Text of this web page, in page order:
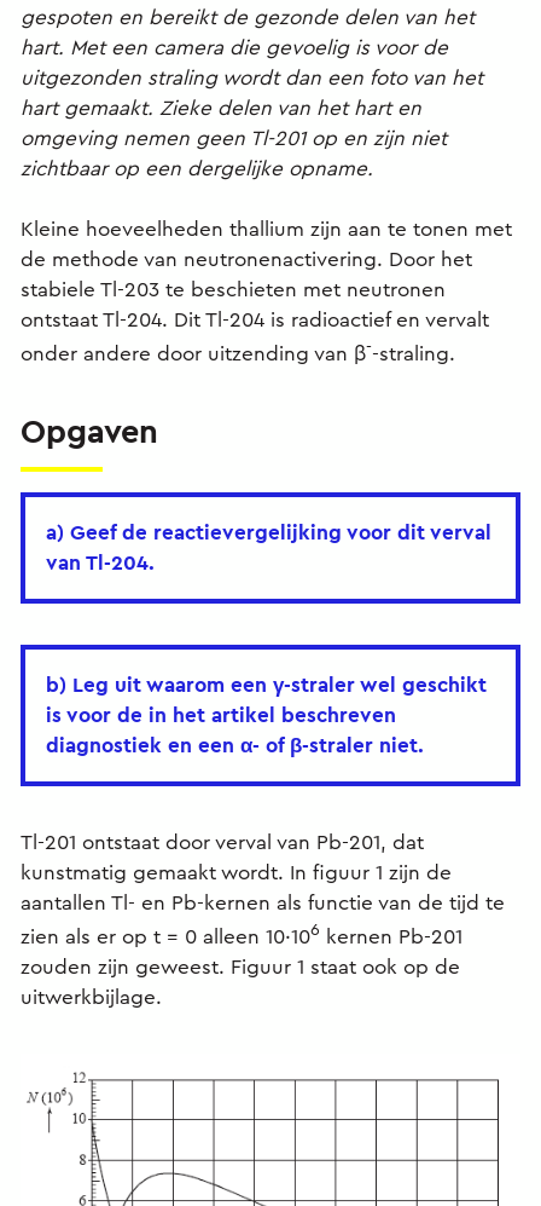
gespoten en bereikt de gezonde delen van het
hart. Met een camera die gevoelig is voor de
uitgezonden straling wordt dan een foto van het
hart gemaakt. Zieke delen van het hart en
omgeving nemen geen Tl-201 op en zijn niet
zichtbaar op een dergelijke opname.
Kleine hoeveelheden thallium zijn aan te tonen met
de methode van neutronenactivering. Door het
stabiele Tl-203 te beschieten met neutronen
ontstaat Tl-204. Dit Tl-204 is radioactief en vervalt
onder andere door uitzending van β--straling.
Opgaven
a) Geef de reactievergelijking voor dit verval
van Tl-204.
b) Leg uit waarom een γ-straler wel geschikt
is voor de in het artikel beschreven
diagnostiek en een α- of β-straler niet.
Tl-201 ontstaat door verval van Pb-201, dat
kunstmatig gemaakt wordt. In figuur 1 zijn de
aantallen Tl- en Pb-kernen als functie van de tijd te
zien als er op t = 0 alleen 10·106
kernen Pb-201
zouden zijn geweest. Figuur 1 staat ook op de
uitwerkbijlage.